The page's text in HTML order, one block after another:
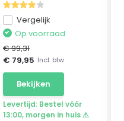
Vergelijk
Op voorraad
€ 99,31
€ 79,95 Incl. btw
Bekijken
Levertijd: Bestel vóór
13:00, morgen in huis ⚠